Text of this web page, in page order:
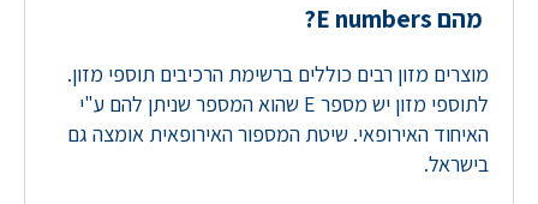
מהם E numbers?
מוצרים מזון רבים כוללים ברשימת הרכיבים תוספי מזון.
לתוספי מזון יש מספר E שהוא המספר שניתן להם ע"י
האיחוד האירופאי. שיטת המספור האירופאית אומצה גם
בישראל.